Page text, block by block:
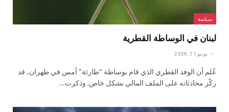
سياسة
لبنان في الوساطة القطرية
يونيو 11, 2026
عُلم أن الوفد القطري الذي قام بوساطة “طارئة” أمس في طهران، قد
ركّز محادثاته على الملف المالي بشكل خاص. وذكرت…